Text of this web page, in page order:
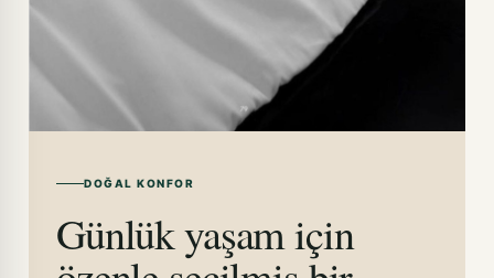
DOĞAL KONFOR
Günlük yaşam için